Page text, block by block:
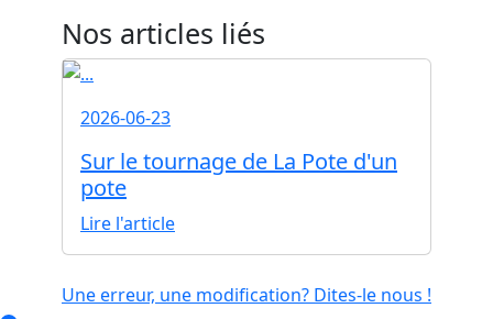
Nos articles liés
2026-06-23
Sur le tournage de La Pote d'un
pote
Lire l'article
Une erreur, une modification? Dites-le nous !